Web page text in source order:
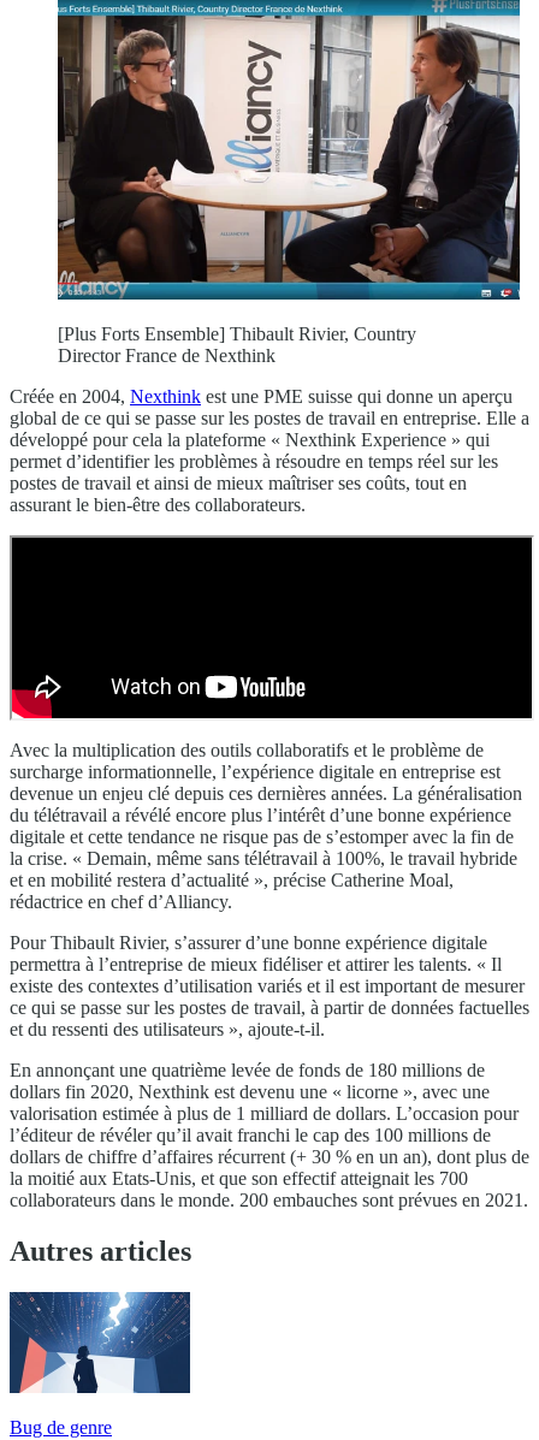
[Plus Forts Ensemble] Thibault Rivier, Country
Director France de Nexthink
Créée en 2004, Nexthink est une PME suisse qui donne un aperçu
global de ce qui se passe sur les postes de travail en entreprise. Elle a
développé pour cela la plateforme « Nexthink Experience » qui
permet d’identifier les problèmes à résoudre en temps réel sur les
postes de travail et ainsi de mieux maîtriser ses coûts, tout en
assurant le bien-être des collaborateurs.
Avec la multiplication des outils collaboratifs et le problème de
surcharge informationnelle, l’expérience digitale en entreprise est
devenue un enjeu clé depuis ces dernières années. La généralisation
du télétravail a révélé encore plus l’intérêt d’une bonne expérience
digitale et cette tendance ne risque pas de s’estomper avec la fin de
la crise. « Demain, même sans télétravail à 100%, le travail hybride
et en mobilité restera d’actualité », précise Catherine Moal,
rédactrice en chef d’Alliancy.
Pour Thibault Rivier, s’assurer d’une bonne expérience digitale
permettra à l’entreprise de mieux fidéliser et attirer les talents. « Il
existe des contextes d’utilisation variés et il est important de mesurer
ce qui se passe sur les postes de travail, à partir de données factuelles
et du ressenti des utilisateurs », ajoute-t-il.
En annonçant une quatrième levée de fonds de 180 millions de
dollars fin 2020, Nexthink est devenu une « licorne », avec une
valorisation estimée à plus de 1 milliard de dollars. L’occasion pour
l’éditeur de révéler qu’il avait franchi le cap des 100 millions de
dollars de chiffre d’affaires récurrent (+ 30 % en un an), dont plus de
la moitié aux Etats-Unis, et que son effectif atteignait les 700
collaborateurs dans le monde. 200 embauches sont prévues en 2021.
Autres articles
Bug de genre